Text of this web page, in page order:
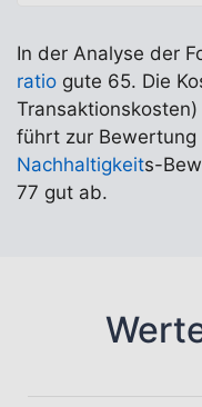
In der Analyse der
ratio gute 65. Die
führt zur Bewertung
Nachhaltigkeits-
77 gut ab.